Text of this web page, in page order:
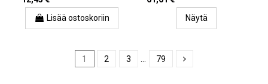
Lisää ostoskoriin
Näytä
1 2 3 79